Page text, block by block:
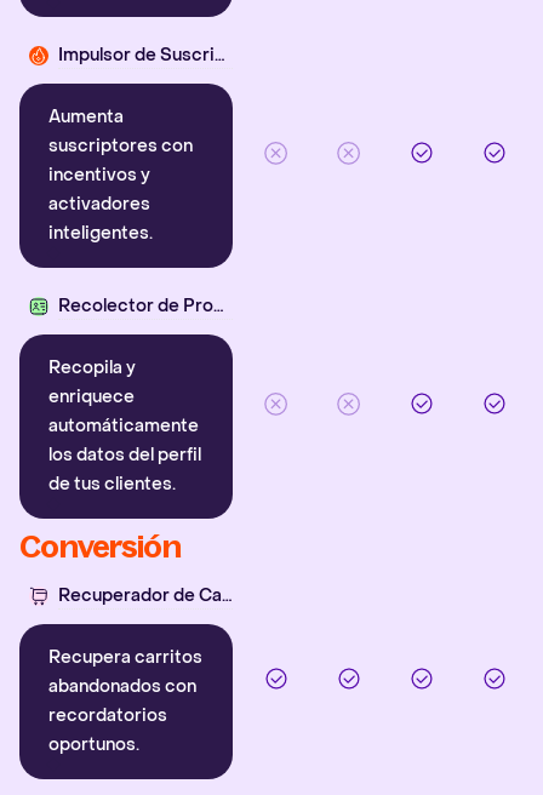
Impulsor de Suscriptores
Aumenta
suscriptores con
incentivos y
activadores
inteligentes.
Recolector de Propiedades
Recopila y
enriquece
automáticamente
los datos del perfil
de tus clientes.
Conversión
Recuperador de Carritos
Recupera carritos
abandonados con
recordatorios
oportunos.